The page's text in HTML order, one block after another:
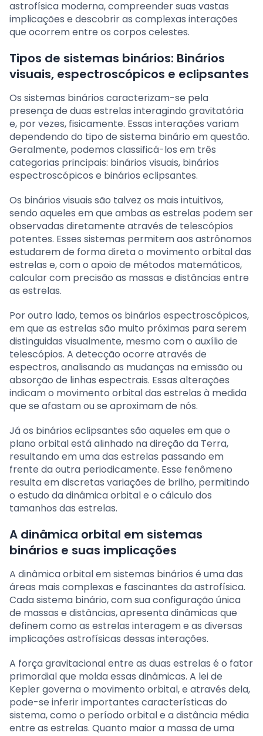
astrofísica moderna, compreender suas vastas
implicações e descobrir as complexas interações
que ocorrem entre os corpos celestes.
Tipos de sistemas binários: Binários
visuais, espectroscópicos e eclipsantes
Os sistemas binários caracterizam-se pela
presença de duas estrelas interagindo gravitatória
e, por vezes, fisicamente. Essas interações variam
dependendo do tipo de sistema binário em questão.
Geralmente, podemos classificá-los em três
categorias principais: binários visuais, binários
espectroscópicos e binários eclipsantes.
Os binários visuais são talvez os mais intuitivos,
sendo aqueles em que ambas as estrelas podem ser
observadas diretamente através de telescópios
potentes. Esses sistemas permitem aos astrônomos
estudarem de forma direta o movimento orbital das
estrelas e, com o apoio de métodos matemáticos,
calcular com precisão as massas e distâncias entre
as estrelas.
Por outro lado, temos os binários espectroscópicos,
em que as estrelas são muito próximas para serem
distinguidas visualmente, mesmo com o auxílio de
telescópios. A detecção ocorre através de
espectros, analisando as mudanças na emissão ou
absorção de linhas espectrais. Essas alterações
indicam o movimento orbital das estrelas à medida
que se afastam ou se aproximam de nós.
Já os binários eclipsantes são aqueles em que o
plano orbital está alinhado na direção da Terra,
resultando em uma das estrelas passando em
frente da outra periodicamente. Esse fenômeno
resulta em discretas variações de brilho, permitindo
o estudo da dinâmica orbital e o cálculo dos
tamanhos das estrelas.
A dinâmica orbital em sistemas
binários e suas implicações
A dinâmica orbital em sistemas binários é uma das
áreas mais complexas e fascinantes da astrofísica.
Cada sistema binário, com sua configuração única
de massas e distâncias, apresenta dinâmicas que
definem como as estrelas interagem e as diversas
implicações astrofísicas dessas interações.
A força gravitacional entre as duas estrelas é o fator
primordial que molda essas dinâmicas. A lei de
Kepler governa o movimento orbital, e através dela,
pode-se inferir importantes características do
sistema, como o período orbital e a distância média
entre as estrelas. Quanto maior a massa de uma